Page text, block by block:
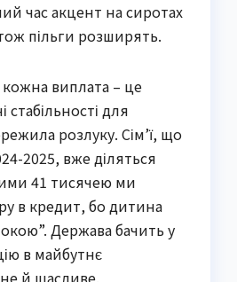
час акцент на сиротах
пільги розширять.
виплата – це
стабільності для
розлуку. Сім’ї, що
2025, вже діляться
41 тисячею ми
в кредит, бо дитина
Держава бачить у
в майбутнє